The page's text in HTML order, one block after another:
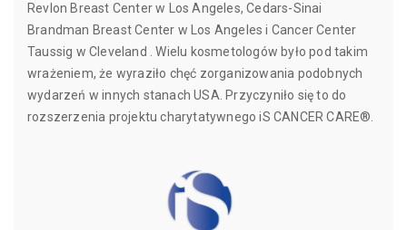
Revlon Breast Center w Los Angeles, Cedars-Sinai
Brandman Breast Center w Los Angeles i Cancer Center
Taussig w Cleveland . Wielu kosmetologów było pod takim
wrażeniem, że ​​wyraziło chęć zorganizowania podobnych
wydarzeń w innych stanach USA. Przyczyniło się to do
rozszerzenia projektu charytatywnego iS CANCER CARE®.